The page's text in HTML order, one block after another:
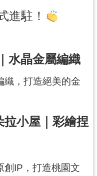
進駐！
水晶金屬編織
織，打造絕美的金
小屋｜彩繪捏
創IP，打造桃園文